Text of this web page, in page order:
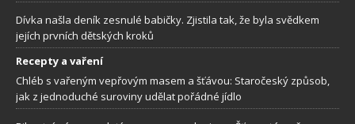
Dívka našla deník zesnulé babičky. Zjistila tak, že byla svědkem
jejích prvních dětských kroků
Recepty a vaření
Chléb s vařeným vepřovým masem a šťávou: Staročeský způsob,
jak z jednoduché suroviny udělat pořádné jídlo